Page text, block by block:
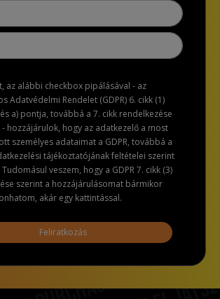
az alábbi checkbox pipálásával - az
Adatvédelmi Rendelet (GDPR) 6. cikk (1)
a) pontja, továbbá a 7. cikk rendelkezése
hozzájárulok, hogy az adatkezelő a most
személyes adataimat a GDPR, továbbá a
tájékoztatójának feltételei szerint
veszem, hogy a GDPR 7. cikk (3)
szerint a hozzájárulásomat bármikor
akár egy kattintással.
Feliratkozás